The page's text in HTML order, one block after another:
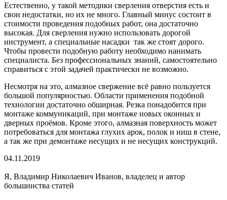
Естественно, у такой методики сверления отверстия есть и
свои недостатки, но их не много. Главный минус состоит в
стоимости проведения подобных работ, она достаточно
высокая. Для сверления нужно использовать дорогой
инструмент, а специальные насадки так же стоят дорого.
Чтобы провести подобную работу необходимо нанимать
специалиста. Без профессиональных знаний, самостоятельно
справиться с этой задачей практически не возможно.
Несмотря на это, алмазное свержение всё равно пользуется
большой популярностью. Области применения подобной
технологии достаточно обширная. Резка понадобится при
монтаже коммуникаций, при монтаже новых оконных и
дверных проёмов. Кроме этого, алмазная поверхность может
потребоваться для монтажа глухих арок, полок и ниш в стене,
а так же при демонтаже несущих и не несущих конструкций.
04.11.2019
Я, Владимир Николаевич Иванов, владелец и автор
большинства статей